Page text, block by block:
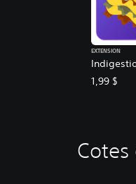
EXTENSION
1,99 $